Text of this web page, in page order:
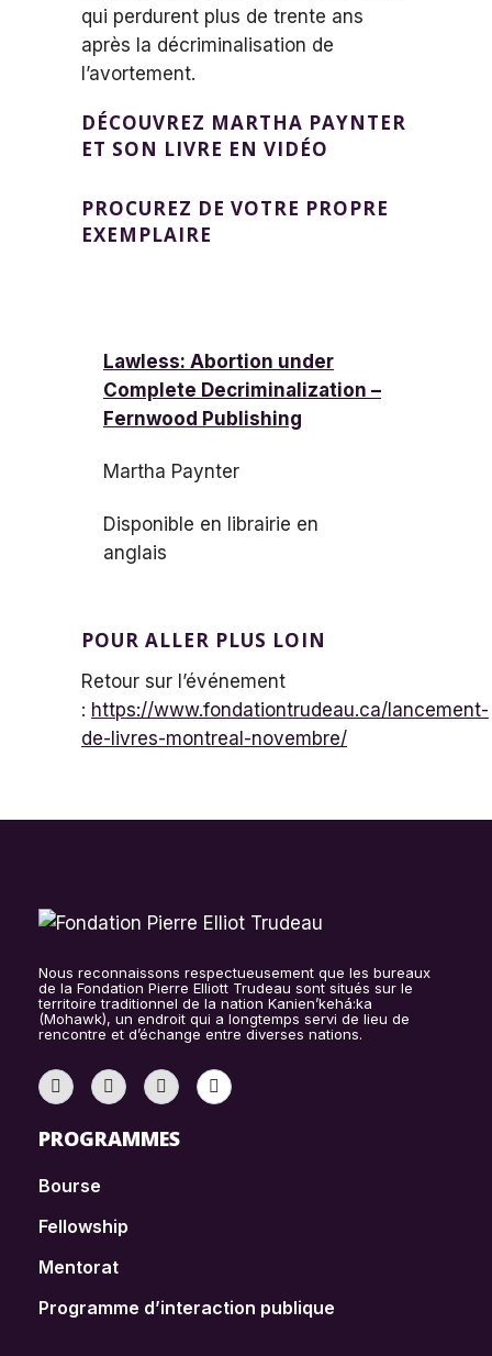
qui perdurent plus de trente ans
après la décriminalisation de
l’avortement.
DÉCOUVREZ MARTHA PAYNTER
ET SON LIVRE EN VIDÉO
PROCUREZ DE VOTRE PROPRE
EXEMPLAIRE
Lawless: Abortion under
Complete Decriminalization –
Fernwood Publishing
Martha Paynter
Disponible en librairie en
anglais
POUR ALLER PLUS LOIN
Retour sur l’événement
: https://www.fondationtrudeau.ca/lancement-
de-livres-montreal-novembre/
Nous reconnaissons respectueusement que les bureaux
de la Fondation Pierre Elliott Trudeau sont situés sur le
territoire traditionnel de la nation Kanien’kehá:ka
(Mohawk), un endroit qui a longtemps servi de lieu de
rencontre et d’échange entre diverses nations.
PROGRAMMES
Bourse
Fellowship
Mentorat
Programme d’interaction publique